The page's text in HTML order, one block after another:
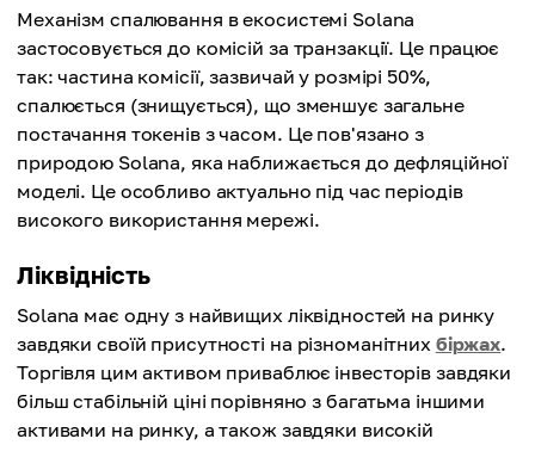
Механізм спалювання в екосистемі Solana
застосовується до комісій за транзакції. Це працює
так: частина комісії, зазвичай у розмірі 50%,
спалюється (знищується), що зменшує загальне
постачання токенів з часом. Це пов'язано з
природою Solana, яка наближається до дефляційної
моделі. Це особливо актуально під час періодів
високого використання мережі.
Ліквідність
Solana має одну з найвищих ліквідностей на ринку
завдяки своїй присутності на різноманітних біржах.
Торгівля цим активом приваблює інвесторів завдяки
більш стабільній ціні порівняно з багатьма іншими
активами на ринку, а також завдяки високій